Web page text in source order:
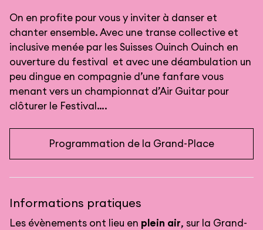
On en profite pour vous y inviter à danser et
chanter ensemble. Avec une transe collective et
inclusive menée par les Suisses Ouinch Ouinch en
ouverture du festival et avec une déambulation un
peu dingue en compagnie d’une fanfare vous
menant vers un championnat d’Air Guitar pour
clôturer le Festival….
Programmation de la Grand-Place
Informations pratiques
Les évènements ont lieu en plein air, sur la Grand-